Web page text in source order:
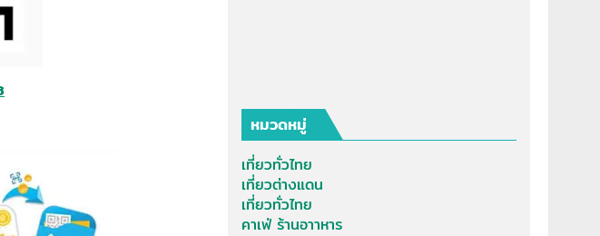
หมวดหมู่
เที่ยวทั่วไทย
เที่ยวต่างแดน
เที่ยวทั่วไทย
คาเฟ่ ร้านอาาหาร